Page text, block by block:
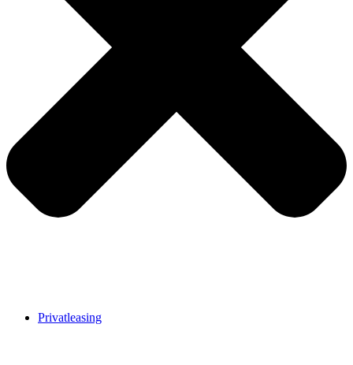
Privatleasing